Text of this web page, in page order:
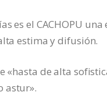
es el CACHOPU
estima y difusión.
«hasta de alta
astur».